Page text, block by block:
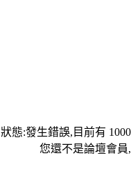
狀態:發生錯誤,目前有
您還不是論壇會員